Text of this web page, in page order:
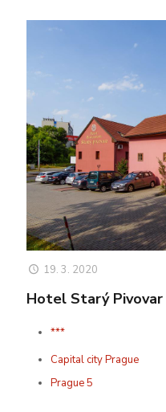
19. 3. 2020
Hotel Starý Pivovar
***
Capital city Prague
Prague 5